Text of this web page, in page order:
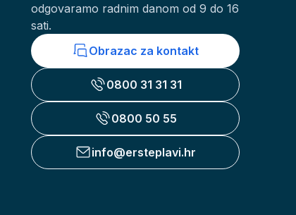
odgovaramo radnim danom od 9 do 16
sati.
Obrazac za kontakt
0800 31 31 31
0800 50 55
info@ersteplavi.hr